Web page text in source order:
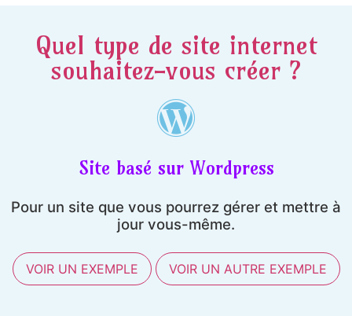
Quel type de site internet
souhaitez-vous créer ?
Site basé sur Wordpress
Pour un site que vous pourrez gérer et mettre à
jour vous-même.
VOIR UN EXEMPLE VOIR UN AUTRE EXEMPLE